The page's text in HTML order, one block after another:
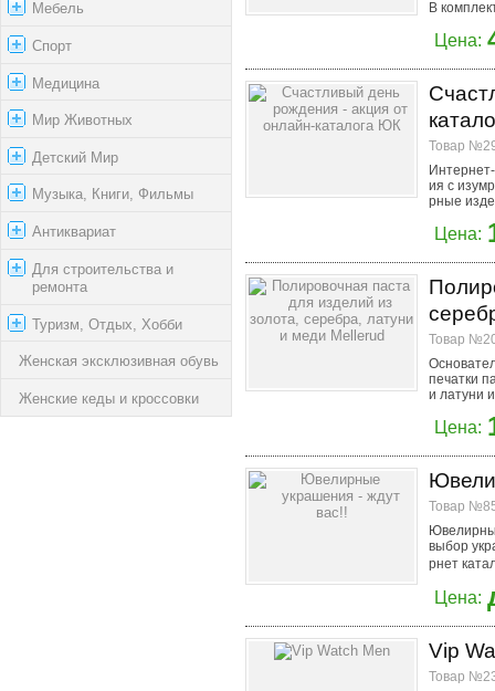
Мебель
Спорт
Медицина
Мир Животных
Детский Мир
Музыка, Книги, Фильмы
Антиквариат
Для строительства и
ремонта
Туризм, Отдых, Хобби
Женская эксклюзивная обувь
Женские кеды и кроссовки
В
Цена:
Товар
ия с
рные
Цена:
Товар
печатки
и латуни
Цена:
Товар
выбор
рнет
Цена:
Vip
Товар